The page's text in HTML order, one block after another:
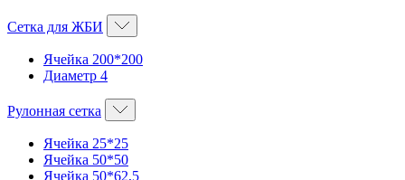
Сетка для ЖБИ
Ячейка 200*200
Диаметр 4
Рулонная сетка
Ячейка 25*25
Ячейка 50*50
Ячейка 50*62,5